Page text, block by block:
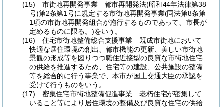
(15)
市街地再開発事業 都市再開発法(昭和44年法律第38
号)第2条第1号に規定する市街地再開発事業(同法第8条第
1項の市街地再開発組合が施行するものであって、市長が
定めるものに限る。)をいう。
(16)
住宅市街地整備総合支援事業 既成市街地において
快適な居住環境の創出、都市機能の更新、美しい市街地
景観の形成等を図りつつ職住近接型の良質な市街地住宅
の供給を推進するため、住宅等の建設、公共施設の整備
等を総合的に行う事業で、本市が国土交通大臣の承認を
受けて行うものをいう。
(17)
密集住宅市街地整備促進事業 老朽住宅が密集して
いること等により居住環境の整備及び良質な住宅の供給